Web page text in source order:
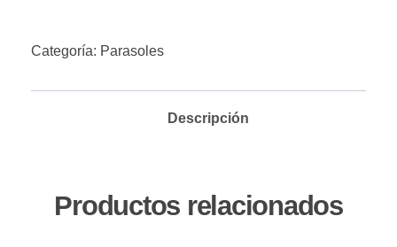
Categoría: Parasoles
Descripción
Productos relacionados